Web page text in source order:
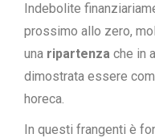
Indebolite
prossimo allo zero,
una ripartenza che in
dimostrata essere
horeca.
In questi frangenti è